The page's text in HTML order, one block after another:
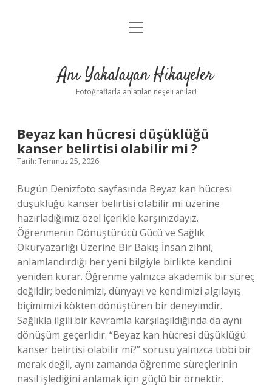
Anasayfa
Yasal Uyarı
menüyü
Anı Yakalayan Hikayeler
Fotoğraflarla anlatılan neşeli anılar!
Anı
Yakalayan
Hikayeler
Yazılar
Beyaz kan hücresi düşüklüğü
kanser belirtisi olabilir mi ?
Tarih: Temmuz 25, 2026
Bugün Denizfoto sayfasında Beyaz kan hücresi
düşüklüğü kanser belirtisi olabilir mi üzerine
hazırladığımız özel içerikle karşınızdayız.
Öğrenmenin Dönüştürücü Gücü ve Sağlık
Okuryazarlığı Üzerine Bir Bakış İnsan zihni,
anlamlandırdığı her yeni bilgiyle birlikte kendini
yeniden kurar. Öğrenme yalnızca akademik bir süreç
değildir; bedenimizi, dünyayı ve kendimizi algılayış
biçimimizi kökten dönüştüren bir deneyimdir.
Sağlıkla ilgili bir kavramla karşılaşıldığında da aynı
dönüşüm geçerlidir. “Beyaz kan hücresi düşüklüğü
kanser belirtisi olabilir mi?” sorusu yalnızca tıbbi bir
merak değil, aynı zamanda öğrenme süreçlerinin
nasıl işlediğini anlamak için güçlü bir örnektir.